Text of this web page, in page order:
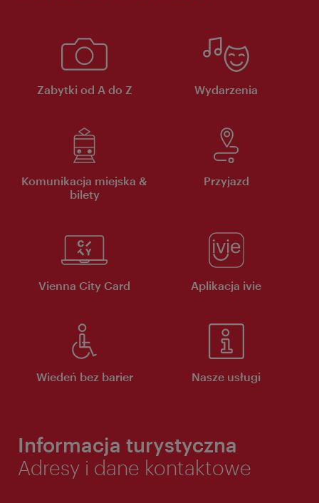
Zabytki od A do Z Wydarzenia
Komunikacja miejska &
bilety
Przyjazd
Vienna City Card Aplikacja ivie
Wiedeń bez barier Nasze usługi
Informacja turystyczna
Adresy i dane kontaktowe